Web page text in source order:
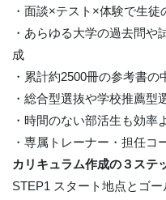
・面談×テスト×体験で生
・あらゆる大学の過去問
成
・累計約2500冊の参考書
・総合型選抜や学校推薦型
・時間のない部活生も効率
・専属トレーナー・担任
カリキュラム作成の３ステ
STEP1 スタート地点とゴー